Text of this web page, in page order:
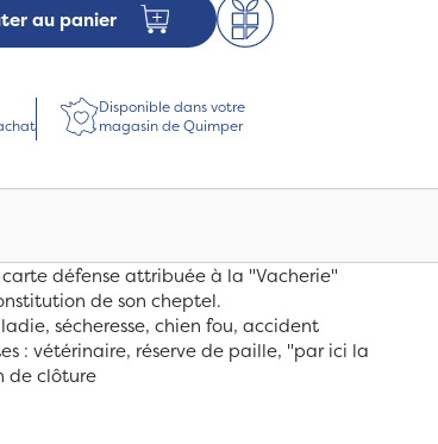
au panier
Disponible dans votre
magasin de Quimper
défense attribuée à la "Vacherie"
de son cheptel.
sécheresse, chien fou, accident
: vétérinaire, réserve de paille, "par ici la
de clôture